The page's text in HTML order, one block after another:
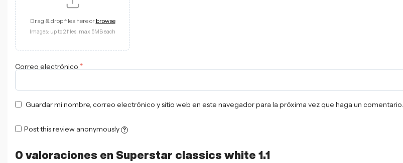
0 valoraciones en Superstar classics white 1.1
Drag & drop files here or browse
Images: up to 2 files, max 5MB each
Correo electrónico *
Guardar mi nombre, correo electrónico y sitio web en este navegador para la próxima vez que haga un comentario.
Post this review anonymously ?